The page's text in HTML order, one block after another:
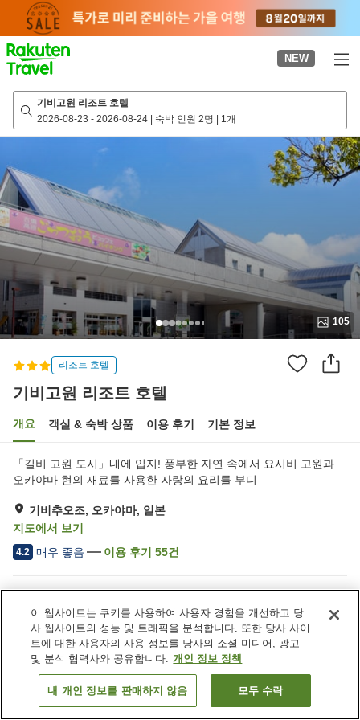
page
NEW
기비고원 리조트 호텔
2026-08-23 - 2026-08-24 | 숙박 인원 2명 | 1개
105
리조트 호텔
기비고원 리조트 호텔
개요 객실 & 숙박 상품 이용 후기 기본 정보
「길비 고원 도시」내에 입지! 풍부한 자연 속에서 요시비 고원과
오카야마 현의 재료를 사용한 자랑의 요리를 부디
기비추오조, 오카야마, 일본
지도에서 보기
4.2 매우 좋음 이용 후기 55건
주차장
레스토랑
자동판매기
회의실
객실 보기
이 웹사이트는 쿠키를 사용하여 사용자 경험을 개선하고 당
사 웹사이트의 성능 및 트래픽을 분석합니다. 또한 당사 사이
트에 대한 사용자의 사용 정보를 당사의 소셜 미디어, 광고
및 분석 협력사와 공유합니다. 개인 정보 정책
내 개인 정보를 판매하지 않음 모두 수락